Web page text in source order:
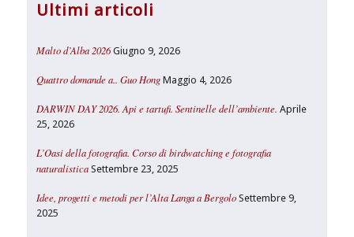
Ultimi articoli
Malto d’Alba 2026 Giugno 9, 2026
Quattro domande a.. Guo Hong Maggio 4, 2026
DARWIN DAY 2026. Api e tartufi. Sentinelle dell’ambiente. Aprile
25, 2026
L’Oasi della fotografia. Corso di birdwatching e fotografia
naturalistica Settembre 23, 2025
Idee, progetti e metodi per l’Alta Langa a Bergolo Settembre 9,
2025